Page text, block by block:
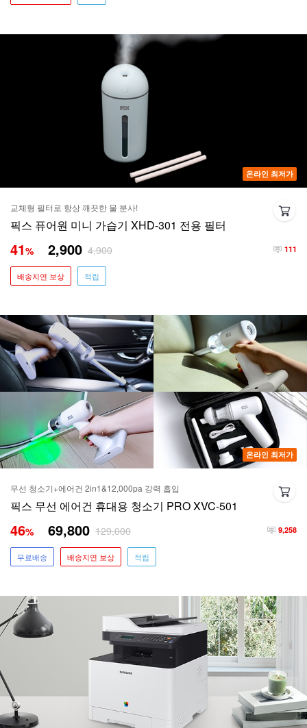
온라인 최저가
교체형 필터로 항상 깨끗한 물 분사!
픽스 퓨어원 미니 가습기 XHD-301 전용 필터
111
41% 2,900 4,900
배송지연 보상 적립
온라인 최저가
무선 청소기+에어건 2in1&12,000pa 강력 흡입
픽스 무선 에어건 휴대용 청소기 PRO XVC-501
9,258
46% 69,800 129,000
무료배송 배송지연 보상 적립